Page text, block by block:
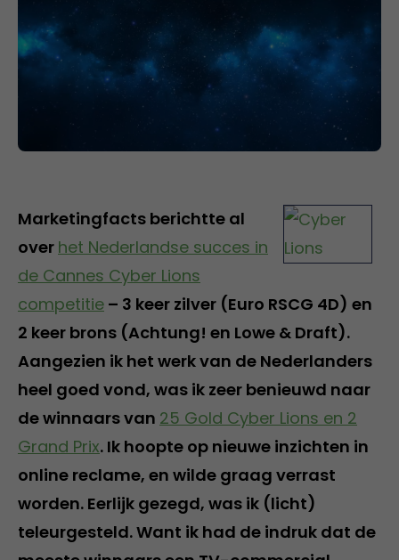
Marketingfacts berichtte al
over het Nederlandse succes in
de Cannes Cyber Lions
competitie – 3 keer zilver (Euro RSCG 4D) en
2 keer brons (Achtung! en Lowe & Draft).
Aangezien ik het werk van de Nederlanders
heel goed vond, was ik zeer benieuwd naar
de winnaars van 25 Gold Cyber Lions en 2
Grand Prix. Ik hoopte op nieuwe inzichten in
online reclame, en wilde graag verrast
worden. Eerlijk gezegd, was ik (licht)
teleurgesteld. Want ik had de indruk dat de